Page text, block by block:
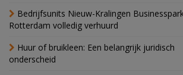
Bedrijfsunits Nieuw-Kralingen
Rotterdam volledig verhuurd
Huur of bruikleen: Een belangrijk juridisch
onderscheid